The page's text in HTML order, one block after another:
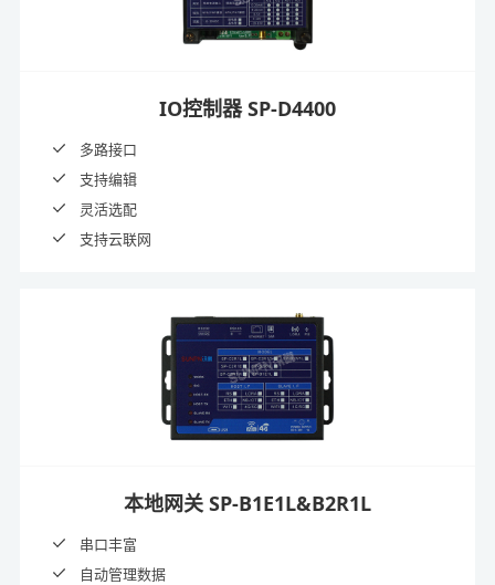
IO控制器 SP-D4400
多路接口
支持编辑
灵活选配
支持云联网
本地网关 SP-B1E1L&B2R1L
串口丰富
自动管理数据